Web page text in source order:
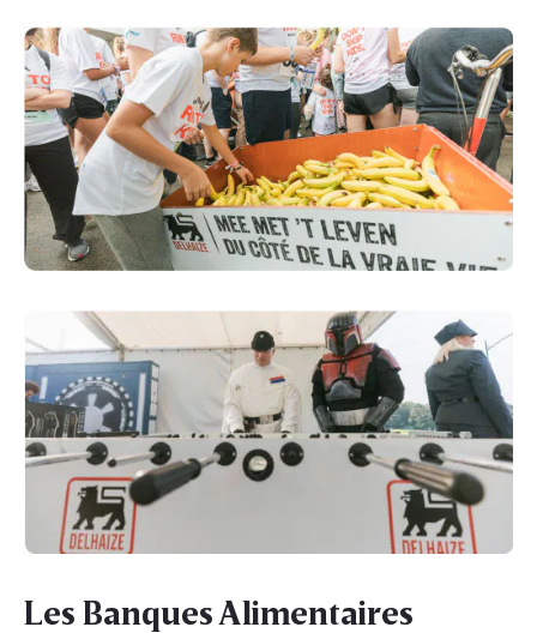
Les Banques Alimentaires